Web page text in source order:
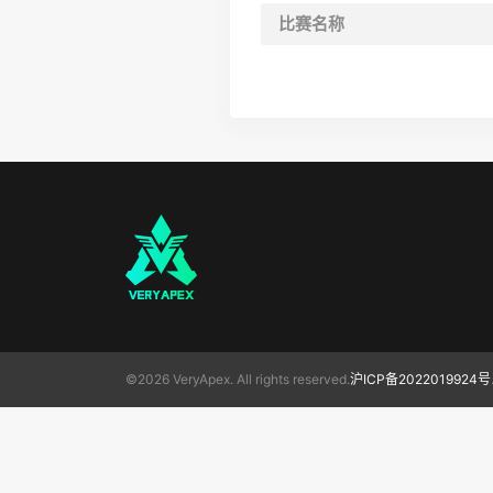
比赛名称
©2026 VeryApex. All rights reserved.沪ICP备2022019924号.